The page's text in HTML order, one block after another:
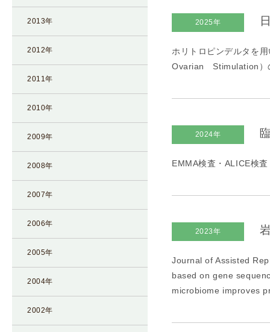
不
妊
併
2013年
2012年
2011年
2010年
2009年
2008年
2007年
2006年
2005年
2004年
2002年
2025年
ホリトロピンデルタを
Ovarian Stimulation）
2024年
EMMA検査・ALICE検査
2023年
Journal of Assisted
based on gene
microbiome improves